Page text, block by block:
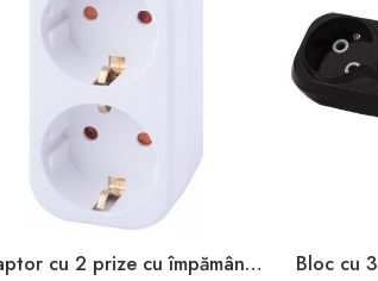
Adaptor cu 2 prize cu împământare alb 2P+PE 16A 220V Enext Bloc cu